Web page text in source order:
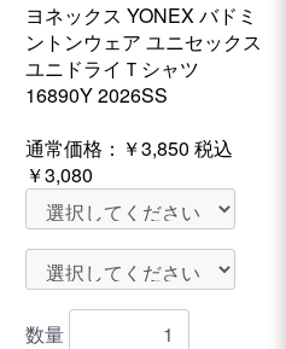
ヨネックス YONEX バドミ
ントンウェア ユニセックス
ユニドライＴシャツ
16890Y 2026SS
通常価格： ￥3,850 税込
￥3,080
数量